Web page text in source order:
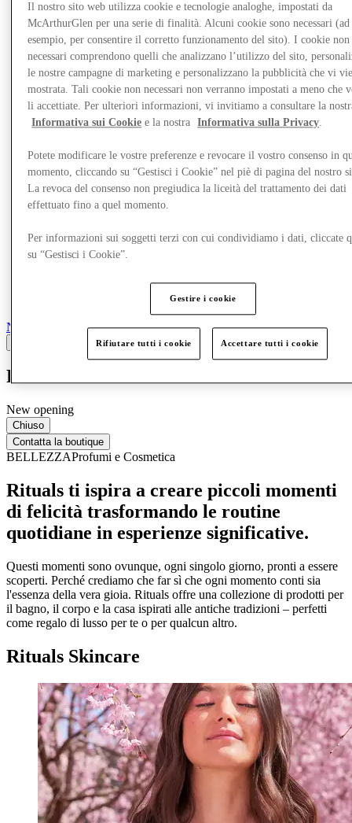
Cosa c'è in programma
Mangia e Bevi
Gift Card
Servizi
Altro
Negozi
Rituals
New opening
Chiuso
Contatta la boutique
BELLEZZAProfumi e Cosmetica
Rituals ti ispira a creare piccoli momenti
di felicità trasformando le routine
quotidiane in esperienze significative.
Questi momenti sono ovunque, ogni singolo giorno, pronti a essere
scoperti. Perché crediamo che far sì che ogni momento conti sia
l'essenza della vera gioia. Rituals offre una collezione di prodotti per
il bagno, il corpo e la casa ispirati alle antiche tradizioni – perfetti
come regalo di lusso per te o per qualcun altro.
Rituals Skincare
Il nostro sito web utilizza cookie e tecnologie analoghe, impostati da
McArthurGlen per una serie di finalità. Alcuni cookie sono necessari (ad
esempio, per consentire il corretto funzionamento del sito). I cookie non
necessari comprendono quelli che analizzano l’utilizzo del sito,
le nostre campagne di marketing e personalizzano la pubblicità che vi
mostrata. Tali cookie non necessari non verranno impostati a meno che
li accettiate. Per ulteriori informazioni, vi invitiamo a consultare la
Informativa sui Cookie e la nostra Informativa sulla Privacy.
Potete modificare le vostre preferenze e revocare il vostro consenso in
momento, cliccando su “Gestisci i Cookie” nel piè di pagina del nostro
La revoca del consenso non pregiudica la liceità del trattamento dei dati
effettuato fino a quel momento.
Per informazioni sui soggetti terzi con cui condividiamo i dati, cliccate
su “Gestisci i Cookie”.
Gestire i cookie
Rifiutare tutti i cookie Accettare tutti i cookie